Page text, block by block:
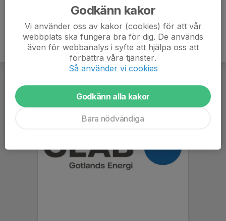
jsnoder@hotmail.com
Godkänn kakor
Vi använder oss av kakor (cookies) för att vår
webbplats ska fungera bra för dig. De används
även för webbanalys i syfte att hjälpa oss att
förbättra våra tjänster.
Så använder vi cookies
Godkänn alla kakor
Bara nödvändiga